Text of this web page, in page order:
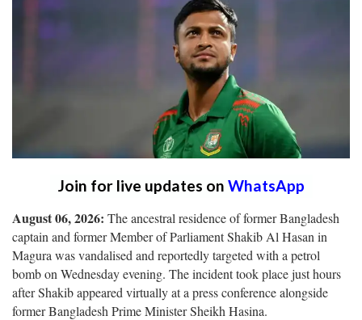
Join for live updates on WhatsApp
August 06, 2026: The ancestral residence of former Bangladesh
captain and former Member of Parliament Shakib Al Hasan in
Magura was vandalised and reportedly targeted with a petrol
bomb on Wednesday evening. The incident took place just hours
after Shakib appeared virtually at a press conference alongside
former Bangladesh Prime Minister Sheikh Hasina.